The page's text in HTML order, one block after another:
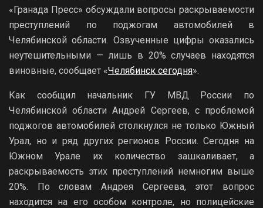
«Гранада Пресс» обсуждали вопросы раскрываемости
преступлений по поджогам автомобилей в
Челябинской области. Озвученные цифры оказались
неутешительными — лишь в 20% случаев находятся
виновные, сообщает «Челябинск сегодня».
Как сообщил начальник ГУ МВД России по
Челябинской области Андрей Сергеев, с проблемой
поджогов автомобилей столкнулся не только Южный
Урал, но и ряд других регионов России. Сегодня на
Южном Урале их количество зашкаливает, а
раскрываемость этих преступлений немногим выше
20%. По словам Андрея Сергеева, этот вопрос
находится на его особом контроле, но полицейские